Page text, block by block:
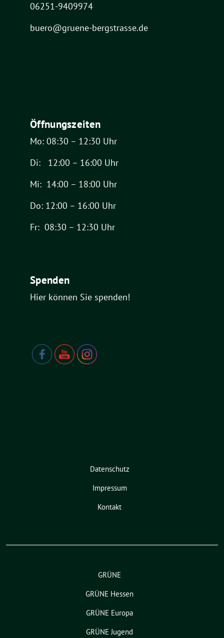
06251-9409974
buero@gruene-bergstrasse.de
Öffnungszeiten
Mo: 08:30 – 12:30 Uhr
Di: 12:00 – 16:00 Uhr
Mi: 14:00 – 18:00 Uhr
Do: 12:00 – 16:00 Uhr
Fr: 08:30 – 12:30 Uhr
Spenden
Hier können Sie spenden!
Datenschutz
Impressum
Kontakt
GRÜNE
GRÜNE Hessen
GRÜNE Europa
GRÜNE Jugend